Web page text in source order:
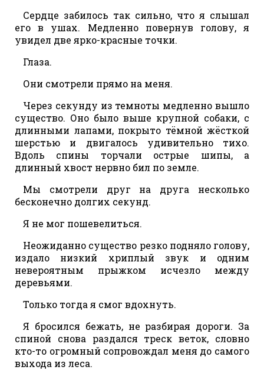
Сердце забилось так сильно, что я слышал
его в ушах. Медленно повернув голову, я
увидел две ярко-красные точки.
Глаза.
Они смотрели прямо на меня.
Через секунду из темноты медленно вышло
существо. Оно было выше крупной собаки, с
длинными лапами, покрыто тёмной жёсткой
шерстью и двигалось удивительно тихо.
Вдоль спины торчали острые шипы, а
длинный хвост нервно бил по земле.
Мы смотрели друг на друга несколько
бесконечно долгих секунд.
Я не мог пошевелиться.
Неожиданно существо резко подняло голову,
издало низкий хриплый звук и одним
невероятным прыжком исчезло между
деревьями.
Только тогда я смог вдохнуть.
Я бросился бежать, не разбирая дороги. За
спиной снова раздался треск веток, словно
кто-то огромный сопровождал меня до самого
выхода из леса.